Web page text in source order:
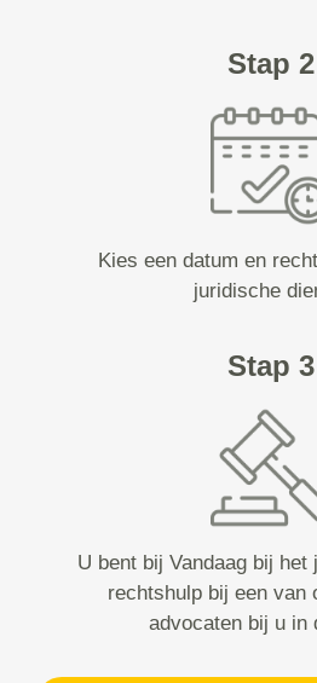
Stap 2
Kies een datum en
juridische
Stap 3
U bent bij Vandaag bij
rechtshulp bij een van
advocaten bij u in